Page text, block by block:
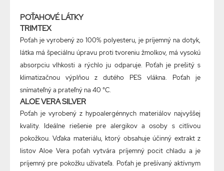
POŤAHOVÉ LÁTKY
TRIMTEX
Poťah je vyrobený zo 100% polyesteru, je príjemný na dotyk,
látka má špeciálnu úpravu proti tvoreniu žmolkov, má vysokú
absorpciu vlhkosti a rýchlo ju odparuje. Poťah je prešitý s
klimatizačnou výplňou z dutého PES vlákna. Poťah je
snímateľný a prateľný na 40 °C.
ALOE VERA SILVER
Poťah je vyrobený z hypoalergénnych materiálov najvyššej
kvality. Ideálne riešenie pre alergikov a osoby s citlivou
pokožkou. Vďaka materiálu, ktorý obsahuje účinný extrakt z
listov Aloe Vera poťah vytvára príjemný pocit chladu a je
príjemný pre pokožku užívateľa. Poťah je prešívaný aktívnym